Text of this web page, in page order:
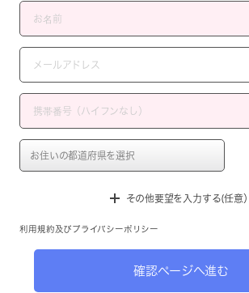
その他要望を入力する(任意）
利用規約 及び プライバシーポリシー
確認ページへ進む